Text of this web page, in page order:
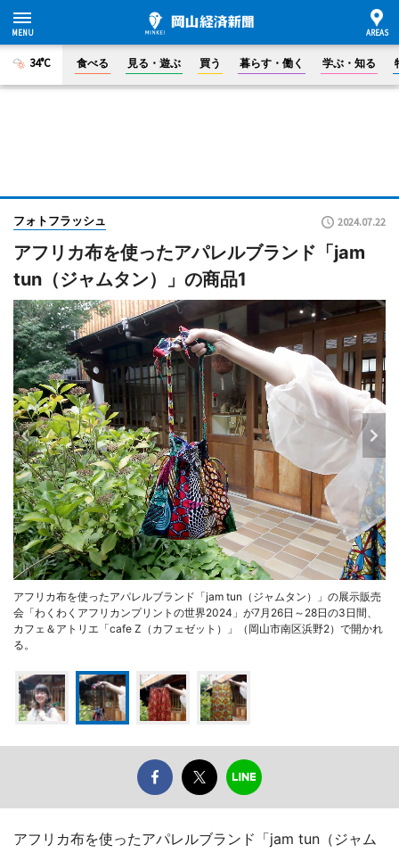
34°C 食べる 見る・遊ぶ 買う 暮らす・働く 学ぶ・知る
フォトフラッシュ 2024.07.22
アフリカ布を使ったアパレルブランド「jam
tun（ジャムタン）」の商品1
アフリカ布を使ったアパレルブランド「jam tun（ジャムタン）」の展示販売
会「わくわくアフリカンプリントの世界2024」が7月26日～28日の3日間、
カフェ＆アトリエ「cafe Z（カフェゼット）」（岡山市南区浜野2）で開かれ
る。
アフリカ布を使ったアパレルブランド「jam tun（ジャム